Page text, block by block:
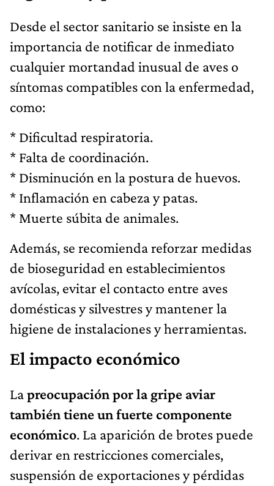
Desde el sector sanitario se insiste en la
importancia de notificar de inmediato
cualquier mortandad inusual de aves o
síntomas compatibles con la enfermedad,
como:
* Dificultad respiratoria.
* Falta de coordinación.
* Disminución en la postura de huevos.
* Inflamación en cabeza y patas.
* Muerte súbita de animales.
Además, se recomienda reforzar medidas
de bioseguridad en establecimientos
avícolas, evitar el contacto entre aves
domésticas y silvestres y mantener la
higiene de instalaciones y herramientas.
El impacto económico
Lapreocupación por la gripe aviar
también tiene un fuerte componente
económico. La aparición de brotes puede
derivar en restricciones comerciales,
suspensión de exportaciones y pérdidas